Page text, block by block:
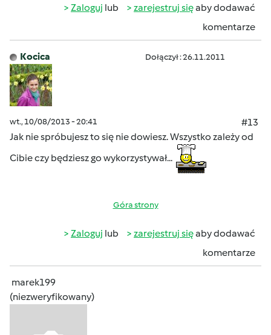
Zaloguj lub zarejestruj sięaby dodawać
komentarze
Kocica Dołączył : 26.11.2011
wt., 10/08/2013 - 20:41
#13
Jak nie spróbujesz to się nie dowiesz. Wszystko zależy od
Cibie czy będziesz go wykorzystywał...
Góra strony
Zaloguj lub zarejestruj sięaby dodawać
komentarze
marek199
(niezweryfikowany)